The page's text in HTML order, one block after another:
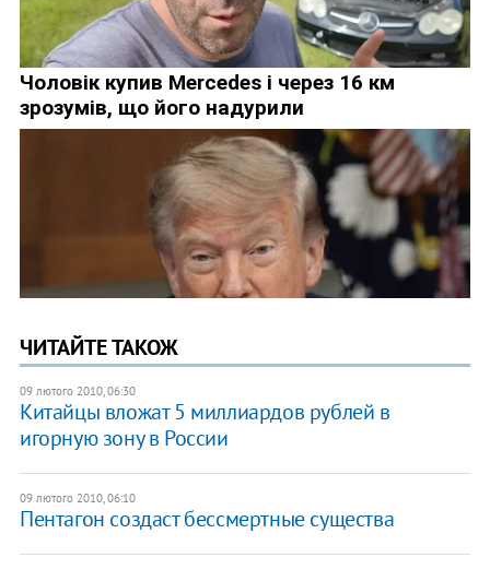
ЧИТАЙТЕ ТАКОЖ
09 лютого 2010, 06:30
Китайцы вложат 5 миллиардов рублей в
игорную зону в России
09 лютого 2010, 06:10
Пентагон создаст бессмертные существа